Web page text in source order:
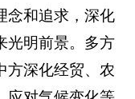
念和追求，深化
光明前景。多方
方深化经贸、农